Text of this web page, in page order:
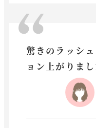
驚きのラッシ
ョン上がりまし